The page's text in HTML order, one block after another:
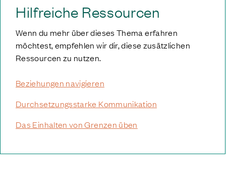
Hilfreiche Ressourcen
Wenn du mehr über dieses Thema erfahren
möchtest, empfehlen wir dir, diese zusätzlichen
Ressourcen zu nutzen.
Beziehungen navigieren
Durchsetzungsstarke Kommunikation
Das Einhalten von Grenzen üben